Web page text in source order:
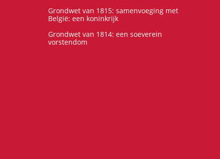
Grondwet van 1815: samenvoeging met
België: een koninkrijk
Grondwet van 1814: een soeverein
vorstendom